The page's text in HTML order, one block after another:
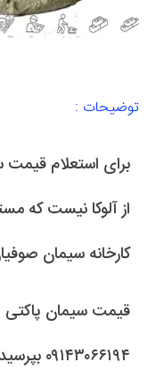
توضیحات :
برای استعلام
کارخانه سیمان
۰۹۱۴۳۰۶۶۱۹۴ بپرسید.